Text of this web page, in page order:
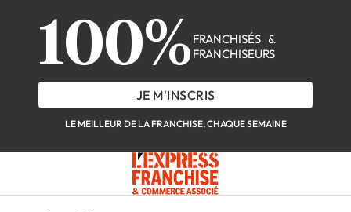
100% FRANCHISÉS &
FRANCHISEURS
JE M'INSCRIS
LE MEILLEUR DE LA FRANCHISE, CHAQUE SEMAINE